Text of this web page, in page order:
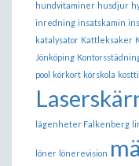
hundvitaminer husdjur
inredning insatskamin
katalysator Kattleksaker
Jönköping
pool körkort körskola
lägenheter Falkenberg
löner lönerevision